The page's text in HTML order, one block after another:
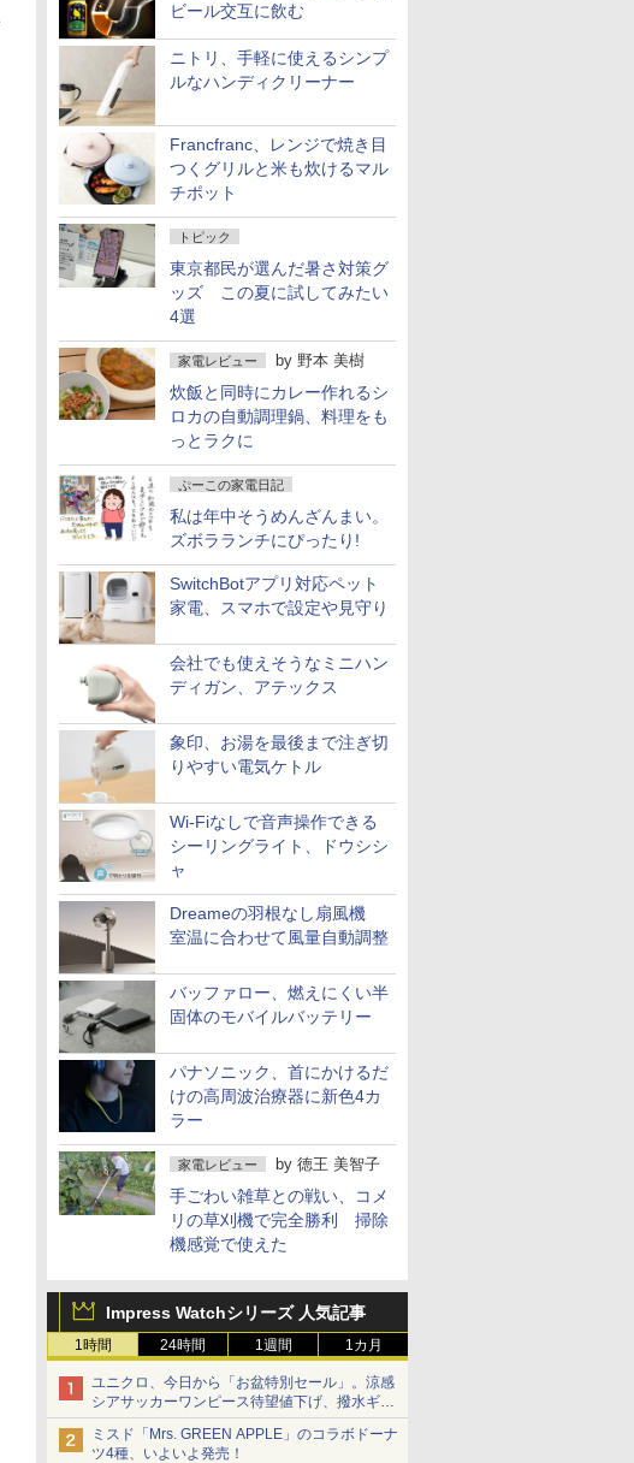
ビール交互に飲む
ニトリ、手軽に使えるシンプ
ルなハンディクリーナー
Francfranc、レンジで焼き目
つくグリルと米も炊けるマル
チポット
トピック
東京都民が選んだ暑さ対策グ
ッズ この夏に試してみたい
4選
家電レビュー by 野本 美樹
炊飯と同時にカレー作れるシ
ロカの自動調理鍋、料理をも
っとラクに
ぷーこの家電日記
私は年中そうめんざんまい。
ズボラランチにぴったり!
SwitchBotアプリ対応ペット
家電、スマホで設定や見守り
会社でも使えそうなミニハン
ディガン、アテックス
象印、お湯を最後まで注ぎ切
りやすい電気ケトル
Wi-Fiなしで音声操作できる
シーリングライト、ドウシシ
ャ
Dreameの羽根なし扇風機
室温に合わせて風量自動調整
バッファロー、燃えにくい半
固体のモバイルバッテリー
パナソニック、首にかけるだ
けの高周波治療器に新色4カ
ラー
家電レビュー by 徳王 美智子
手ごわい雑草との戦い、コメ
リの草刈機で完全勝利 掃除
機感覚で使えた
Impress Watchシリーズ 人気記事
1時間 24時間 1週間 1カ月
ユニクロ、今日から「お盆特別セール」。涼感
シアサッカーワンピース待望値下げ、撥水ギア
ショーツは1990円に
ミスド「Mrs. GREEN APPLE」のコラボドーナ
ツ4種、いよいよ発売！